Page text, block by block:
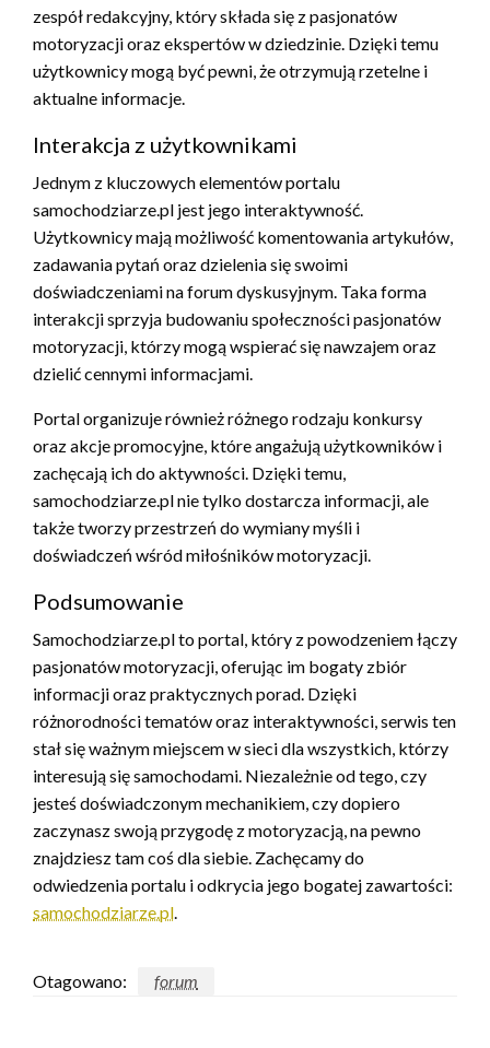
zespół redakcyjny, który składa się z pasjonatów
motoryzacji oraz ekspertów w dziedzinie. Dzięki temu
użytkownicy mogą być pewni, że otrzymują rzetelne i
aktualne informacje.
Interakcja z użytkownikami
Jednym z kluczowych elementów portalu
samochodziarze.pl jest jego interaktywność.
Użytkownicy mają możliwość komentowania artykułów,
zadawania pytań oraz dzielenia się swoimi
doświadczeniami na forum dyskusyjnym. Taka forma
interakcji sprzyja budowaniu społeczności pasjonatów
motoryzacji, którzy mogą wspierać się nawzajem oraz
dzielić cennymi informacjami.
Portal organizuje również różnego rodzaju konkursy
oraz akcje promocyjne, które angażują użytkowników i
zachęcają ich do aktywności. Dzięki temu,
samochodziarze.pl nie tylko dostarcza informacji, ale
także tworzy przestrzeń do wymiany myśli i
doświadczeń wśród miłośników motoryzacji.
Podsumowanie
Samochodziarze.pl to portal, który z powodzeniem łączy
pasjonatów motoryzacji, oferując im bogaty zbiór
informacji oraz praktycznych porad. Dzięki
różnorodności tematów oraz interaktywności, serwis ten
stał się ważnym miejscem w sieci dla wszystkich, którzy
interesują się samochodami. Niezależnie od tego, czy
jesteś doświadczonym mechanikiem, czy dopiero
zaczynasz swoją przygodę z motoryzacją, na pewno
znajdziesz tam coś dla siebie. Zachęcamy do
odwiedzenia portalu i odkrycia jego bogatej zawartości:
samochodziarze.pl.
Otagowano: forum